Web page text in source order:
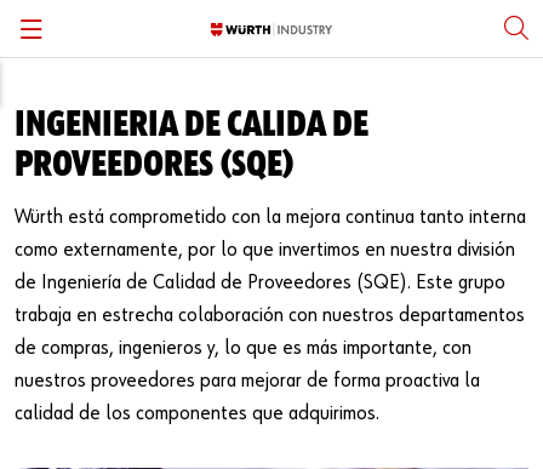
Sujetadores Especiales y de Ingeniería
Equipo de Protección Personal
Mantenimiento, Reparacion, Operación
Pernos, Tuercas y Sujetadores Estructurales
Administracion de Inventario
Asistencia de Ingenieria
Control de Calidad
System Solutions
Kanban
Energía
Transporte
Equipamiento Pesado
Español
INGENIERIA DE CALIDA DE
PROVEEDORES (SQE)
Würth está comprometido con la mejora continua tanto interna
como externamente, por lo que invertimos en nuestra división
de Ingeniería de Calidad de Proveedores (SQE). Este grupo
trabaja en estrecha colaboración con nuestros departamentos
de compras, ingenieros y, lo que es más importante, con
nuestros proveedores para mejorar de forma proactiva la
calidad de los componentes que adquirimos.